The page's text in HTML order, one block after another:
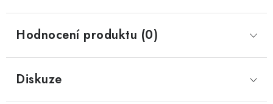
Hodnocení produktu (0)
Diskuze